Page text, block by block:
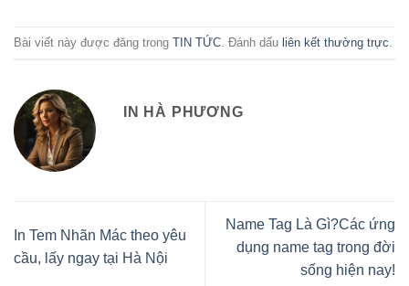
Bài viết này được đăng trong TIN TỨC . Đánh dấu liên kết thường trực
IN HÀ PHƯƠNG
In Tem Nhãn Mác theo yêu
cầu, lấy ngay tại Hà Nội
Name Tag Là Gì?Các ứng
dụng name tag trong đời
sống hiện nay!